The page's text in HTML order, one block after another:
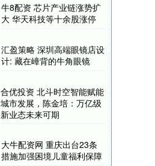
牛8配资 芯片产业链涨势扩
大 华天科技等十余股涨停
汇盈策略 深圳高端眼镜店设
计: 藏在嶂背的牛角眼镜
合优投资 ​北斗时空智能赋能
城市发展，陈金培：万亿级
新业态未来可期​
大牛配资网 重庆出台23条
措施加强困境儿童福利保障